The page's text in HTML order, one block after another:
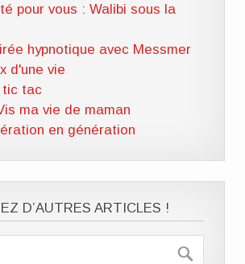
pour vous : Walibi sous la
hypnotique avec Messmer
d'une vie
tac
ma vie de maman
en génération
D’AUTRES ARTICLES !